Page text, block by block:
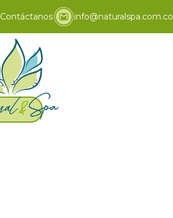
Contáctanos info@naturalspa.com.co